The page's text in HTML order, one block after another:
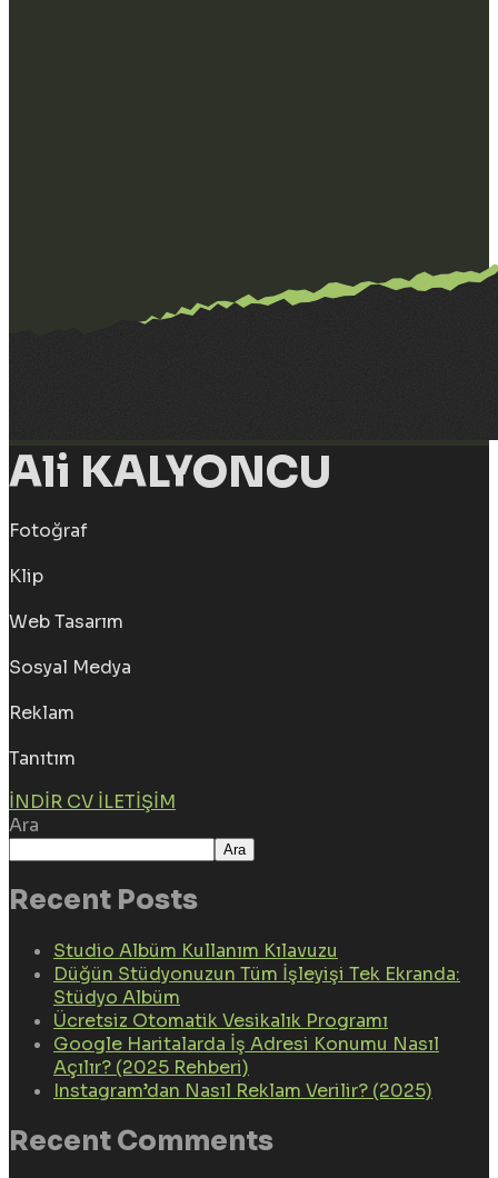
Ali KALYONCU
Fotoğraf
Klip
Web Tasarım
Sosyal Medya
Reklam
Tanıtım
İNDIR CV İLETIŞIM
Ara
Ara
Recent Posts
Studio Albüm Kullanım Kılavuzu
Düğün Stüdyonuzun Tüm İşleyişi Tek Ekranda:
Stüdyo Albüm
Ücretsiz Otomatik Vesikalık Programı
Google Haritalarda İş Adresi Konumu Nasıl
Açılır? (2025 Rehberi)
Instagram’dan Nasıl Reklam Verilir? (2025)
Recent Comments